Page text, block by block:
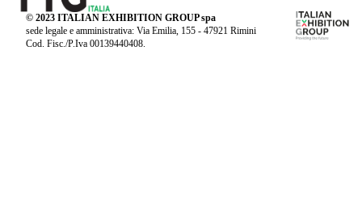
© 2023 ITALIAN EXHIBITION GROUP spa
sede legale e amministrativa: Via Emilia, 155 - 47921 Rimini
Cod. Fisc./P.Iva 00139440408.